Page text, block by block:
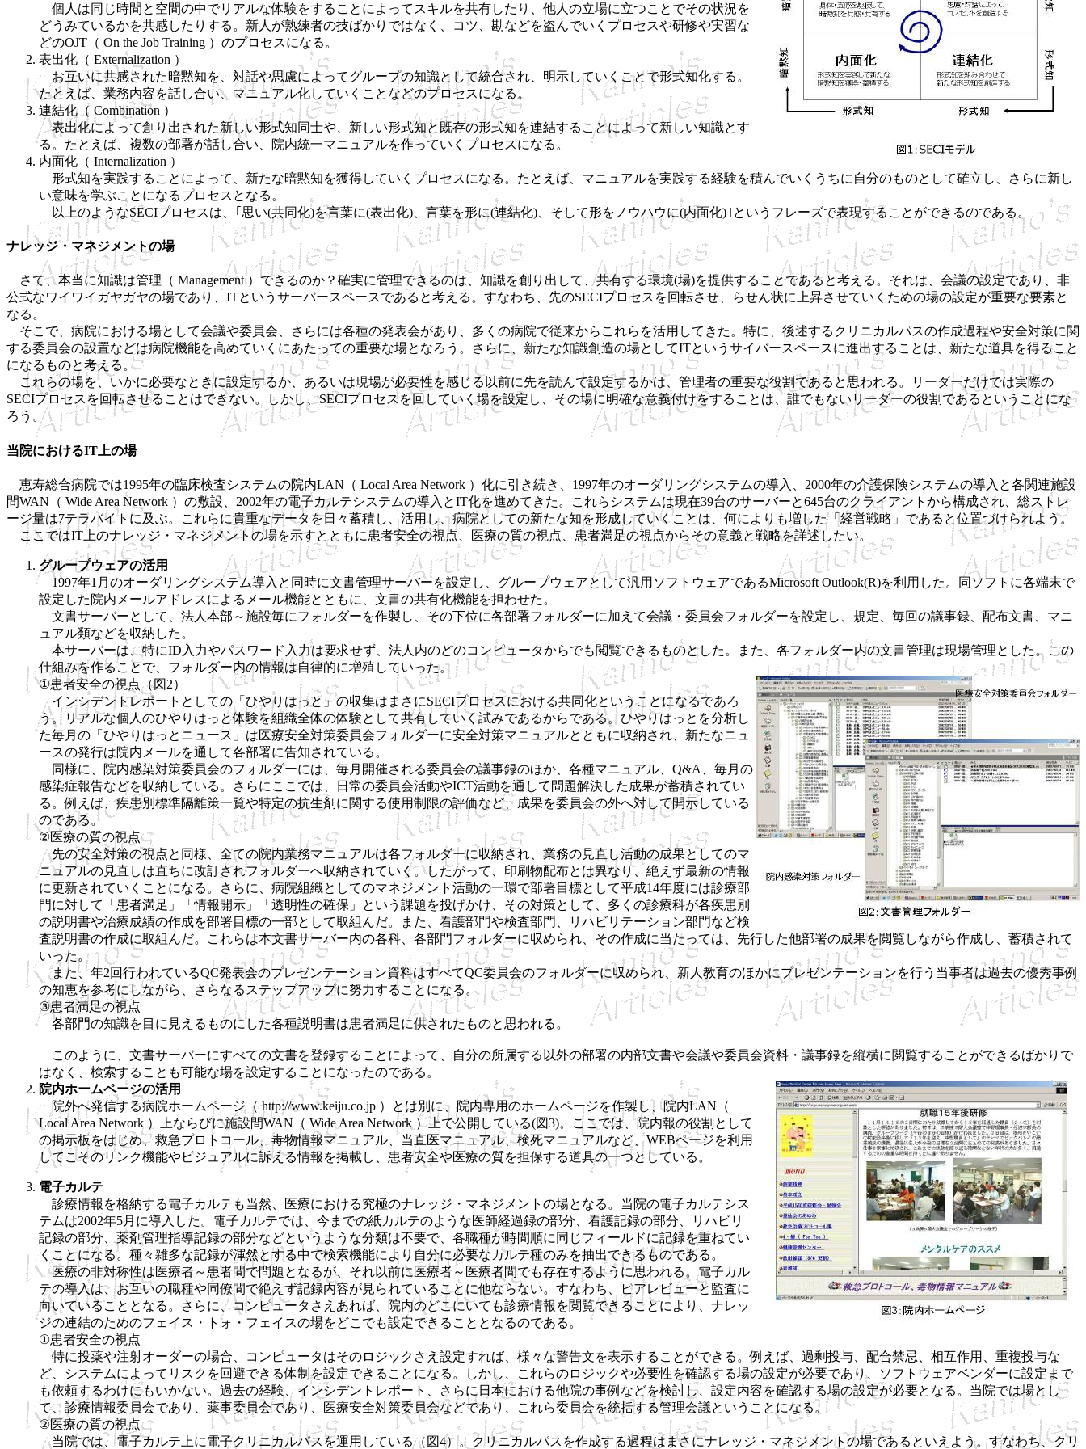
個人は同じ時間と空間の中でリアルな体験をすることによってスキルを共有したり、他人の立場に立つことでその状況を
どうみているかを共感したりする。新人が熟練者の技ばかりではなく、コツ、勘などを盗んでいくプロセスや研修や実習な
どのOJT（ On the Job Training ）のプロセスになる。
表出化（ Externalization ）
お互いに共感された暗黙知を、対話や思慮によってグループの知識として統合され、明示していくことで形式知化する。
たとえば、業務内容を話し合い、マニュアル化していくことなどのプロセスになる。
連結化（ Combination ）
表出化によって創り出された新しい形式知同士や、新しい形式知と既存の形式知を連結することによって新しい知識とす
る。たとえば、複数の部署が話し合い、院内統一マニュアルを作っていくプロセスになる。
内面化（ Internalization ）
形式知を実践することによって、新たな暗黙知を獲得していくプロセスになる。たとえば、マニュアルを実践する経験を積んでいくうちに自分のものとして確立し、さらに新し
い意味を学ぶことになるプロセスとなる。
以上のようなSECIプロセスは、｢思い(共同化)を言葉に(表出化)、言葉を形に(連結化)、そして形をノウハウに(内面化)｣というフレーズで表現することができるのである。
ナレッジ・マネジメントの場
さて、本当に知識は管理（ Management ）できるのか？確実に管理できるのは、知識を創り出して、共有する環境(場)を提供することであると考える。それは、会議の設定であり、非
公式なワイワイガヤガヤの場であり、ITというサーバースペースであると考える。すなわち、先のSECIプロセスを回転させ、らせん状に上昇させていくための場の設定が重要な要素と
なる。
そこで、病院における場として会議や委員会、さらには各種の発表会があり、多くの病院で従来からこれらを活用してきた。特に、後述するクリニカルパスの作成過程や安全対策に関
する委員会の設置などは病院機能を高めていくにあたっての重要な場となろう。さらに、新たな知識創造の場としてITというサイバースペースに進出することは、新たな道具を得ること
になるものと考える。
これらの場を、いかに必要なときに設定するか、あるいは現場が必要性を感じる以前に先を読んで設定するかは、管理者の重要な役割であると思われる。リーダーだけでは実際の
SECIプロセスを回転させることはできない。しかし、SECIプロセスを回していく場を設定し、その場に明確な意義付けをすることは、誰でもないリーダーの役割であるということにな
ろう。
当院におけるIT上の場
恵寿総合病院では1995年の臨床検査システムの院内LAN（ Local Area Network ）化に引き続き、1997年のオーダリングシステムの導入、2000年の介護保険システムの導入と各関連施設
間WAN（ Wide Area Network ）の敷設、2002年の電子カルテシステムの導入とIT化を進めてきた。これらシステムは現在39台のサーバーと645台のクライアントから構成され、総ストレ
ージ量は7テラバイトに及ぶ。これらに貴重なデータを日々蓄積し、活用し、病院としての新たな知を形成していくことは、何によりも増した「経営戦略」であると位置づけられよう。
ここではIT上のナレッジ・マネジメントの場を示すとともに患者安全の視点、医療の質の視点、患者満足の視点からその意義と戦略を詳述したい。
グループウェアの活用
1997年1月のオーダリングシステム導入と同時に文書管理サーバーを設定し、グループウェアとして汎用ソフトウェアであるMicrosoft Outlook(R)を利用した。同ソフトに各端末で
設定した院内メールアドレスによるメール機能とともに、文書の共有化機能を担わせた。
文書サーバーとして、法人本部～施設毎にフォルダーを作製し、その下位に各部署フォルダーに加えて会議・委員会フォルダーを設定し、規定、毎回の議事録、配布文書、マニ
ュアル類などを収納した。
本サーバーは、特にID入力やパスワード入力は要求せず、法人内のどのコンピュータからでも閲覧できるものとした。また、各フォルダー内の文書管理は現場管理とした。この
仕組みを作ることで、フォルダー内の情報は自律的に増殖していった。
①患者安全の視点（図2）
インシデントレポートとしての「ひやりはっと」の収集はまさにSECIプロセスにおける共同化ということになるであろ
う。リアルな個人のひやりはっと体験を組織全体の体験として共有していく試みであるからである。ひやりはっとを分析し
た毎月の「ひやりはっとニュース」は医療安全対策委員会フォルダーに安全対策マニュアルとともに収納され、新たなニュ
ースの発行は院内メールを通して各部署に告知されている。
同様に、院内感染対策委員会のフォルダーには、毎月開催される委員会の議事録のほか、各種マニュアル、Q&A、毎月の
感染症報告などを収納している。さらにここでは、日常の委員会活動やICT活動を通して問題解決した成果が蓄積されてい
る。例えば、疾患別標準隔離策一覧や特定の抗生剤に関する使用制限の評価など、成果を委員会の外へ対して開示している
のである。
②医療の質の視点
先の安全対策の視点と同様、全ての院内業務マニュアルは各フォルダーに収納され、業務の見直し活動の成果としてのマ
ニュアルの見直しは直ちに改訂されフォルダーへ収納されていく。したがって、印刷物配布とは異なり、絶えず最新の情報
に更新されていくことになる。さらに、病院組織としてのマネジメント活動の一環で部署目標として平成14年度には診療部
門に対して「患者満足」「情報開示」「透明性の確保」という課題を投げかけ、その対策として、多くの診療科が各疾患別
の説明書や治療成績の作成を部署目標の一部として取組んだ。また、看護部門や検査部門、リハビリテーション部門など検
査説明書の作成に取組んだ。これらは本文書サーバー内の各科、各部門フォルダーに収められ、その作成に当たっては、先行した他部署の成果を閲覧しながら作成し、蓄積されて
いった。
また、年2回行われているQC発表会のプレゼンテーション資料はすべてQC委員会のフォルダーに収められ、新人教育のほかにプレゼンテーションを行う当事者は過去の優秀事例
の知恵を参考にしながら、さらなるステップアップに努力することになる。
③患者満足の視点
各部門の知識を目に見えるものにした各種説明書は患者満足に供されたものと思われる。
このように、文書サーバーにすべての文書を登録することによって、自分の所属する以外の部署の内部文書や会議や委員会資料・議事録を縦横に閲覧することができるばかりで
はなく、検索することも可能な場を設定することになったのである。
院内ホームページの活用
院外へ発信する病院ホームページ（ http://www.keiju.co.jp ）とは別に、院内専用のホームページを作製し、院内LAN（
Local Area Network ）上ならびに施設間WAN（ Wide Area Network ）上で公開している(図3)。ここでは、院内報の役割として
の掲示板をはじめ、救急プロトコール、毒物情報マニュアル、当直医マニュアル、検死マニュアルなど、WEBページを利用
してこそのリンク機能やビジュアルに訴える情報を掲載し、患者安全や医療の質を担保する道具の一つとしている。
電子カルテ
診療情報を格納する電子カルテも当然、医療における究極のナレッジ・マネジメントの場となる。当院の電子カルテシス
テムは2002年5月に導入した。電子カルテでは、今までの紙カルテのような医師経過録の部分、看護記録の部分、リハビリ
記録の部分、薬剤管理指導記録の部分などというような分類は不要で、各職種が時間順に同じフィールドに記録を重ねてい
くことになる。種々雑多な記録が渾然とする中で検索機能により自分に必要なカルテ種のみを抽出できるものである。
医療の非対称性は医療者～患者間で問題となるが、それ以前に医療者～医療者間でも存在するように思われる。電子カル
テの導入は、お互いの職種や同僚間で絶えず記録内容が見られていることに他ならない。すなわち、ピアレビューと監査に
向いていることとなる。さらに、コンピュータさえあれば、院内のどこにいても診療情報を閲覧できることにより、ナレッ
ジの連結のためのフェイス・トォ・フェイスの場をどこでも設定できることとなるのである。
①患者安全の視点
特に投薬や注射オーダーの場合、コンピュータはそのロジックさえ設定すれば、様々な警告文を表示することができる。例えば、過剰投与、配合禁忌、相互作用、重複投与な
ど、システムによってリスクを回避できる体制を設定できることになる。しかし、これらのロジックや必要性を確認する場の設定が必要であり、ソフトウェアベンダーに設定まで
も依頼するわけにもいかない。過去の経験、インシデントレポート、さらに日本における他院の事例などを検討し、設定内容を確認する場の設定が必要となる。当院では場とし
て、診療情報委員会であり、薬事委員会であり、医療安全対策委員会などであり、これら委員会を統括する管理会議ということになる。
②医療の質の視点
当院では、電子カルテ上に電子クリニカルパスを運用している（図4）。クリニカルパスを作成する過程はまさにナレッジ・マネジメントの場であるといえよう。すなわち、クリ